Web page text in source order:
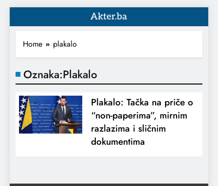
Akter.ba
Home plakalo
Oznaka:Plakalo
Plakalo: Tačka na priče o
“non-paperima”, mirnim
razlazima i sličnim
dokumentima